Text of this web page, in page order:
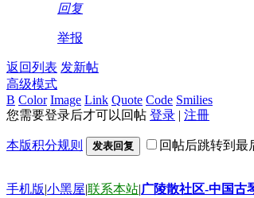
回复
举报
返回列表 发新帖
高级模式
B Color Image Link Quote Code Smilies
您需要登录后才可以回帖 登录 | 注冊
本版积分规则 发表回复 回帖后跳转到最
手机版|小黑屋|联系本站|广陵散社区-中国古